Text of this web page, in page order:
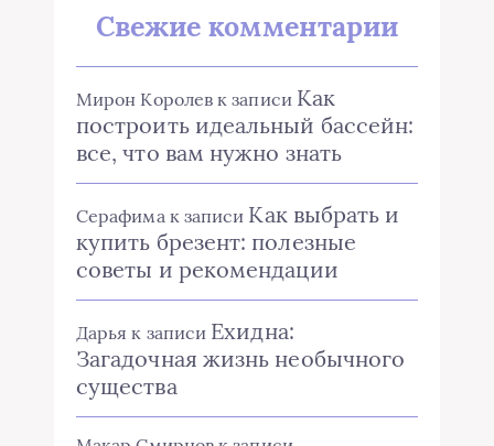
Свежие комментарии
Мирон Королев к записи Как
построить идеальный бассейн:
все, что вам нужно знать
Серафима к записи Как выбрать и
купить брезент: полезные
советы и рекомендации
Дарья к записи Ехидна:
Загадочная жизнь необычного
существа